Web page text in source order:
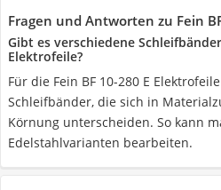
Fragen und Antworten zu Fein
Gibt es verschiedene
Elektrofeile?
Für die Fein BF 10-280 E
Schleifbänder, die sich in
Körnung unterscheiden. So kann
Edelstahlvarianten bearbeiten.